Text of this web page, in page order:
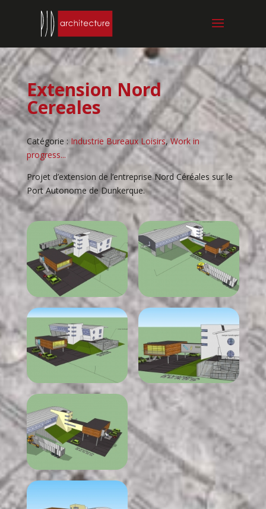
Extension Nord
Cereales
Catégorie : Industrie Bureaux Loisirs,Work in
progress...
Projet d’extension de l’entreprise Nord Céréales sur le
Port Autonome de Dunkerque.